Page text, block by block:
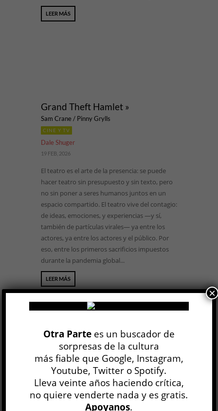
LEER MÁS
Grand Theft Hamlet »
Sam Crane / Pinny Grylls
CINE Y TV
Dale Shuger
19 FEB, 2026
El teatro es el arte de la presencia: se puede
hacer teatro sin presupuesto y sin texto, pero
no sin poner a seres humanos juntos en un
espacio compartido. El teatro vive del contagio:
de ideas, emociones, y experiencias —y sí,
también de partículas virales— ya entre los
actores, ya entre los actores y el público. Por
eso, entre los primeros sacrificios impuestos
durante la pandemia global...
LEER MÁS
La semilla de la higuera sagrada »
Mohammad Rasoulof
CINE Y TV
Otra Partees un buscador de
sorpresas de la cultura
más fiable que Google, Instagram,
Youtube, Twitter o Spotify.
Lleva veinte años haciendo crítica,
no quiere venderte nada y es gratis.
Apoyanos.
×